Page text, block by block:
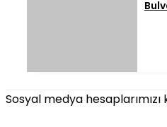
Sosyal medya hesaplarımızı